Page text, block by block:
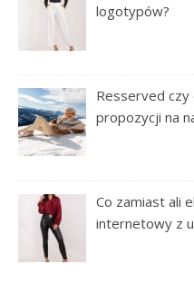
logotypów?
Resserved czy
propozycji na
Co zamiast ali
internetowy z